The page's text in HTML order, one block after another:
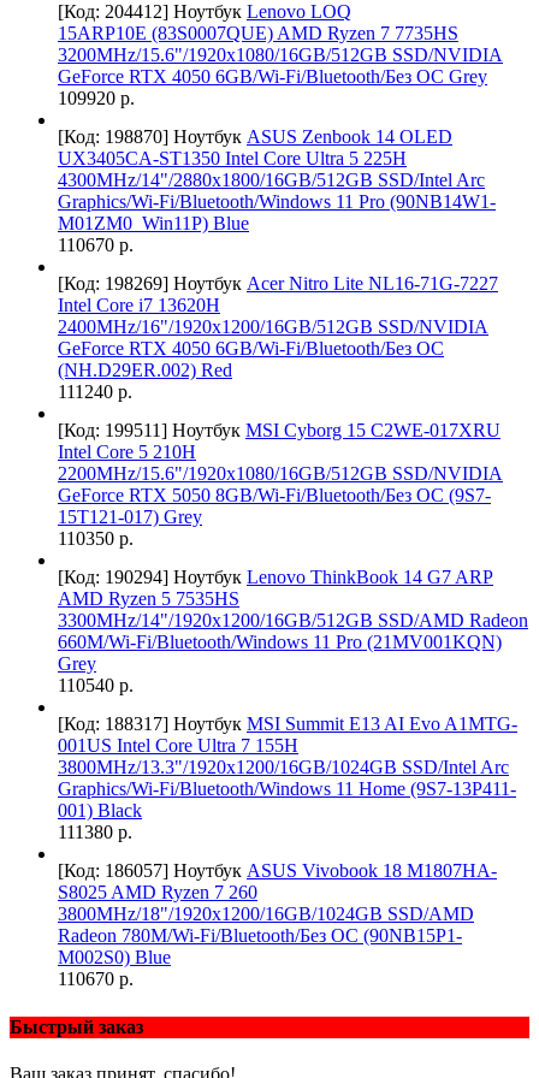
[Код: 204412] Ноутбук Lenovo LOQ
15ARP10E (83S0007QUE) AMD Ryzen 7 7735HS
3200MHz/15.6"/1920x1080/16GB/512GB SSD/NVIDIA
GeForce RTX 4050 6GB/Wi-Fi/Bluetooth/Без ОС Grey
109920 р.
[Код: 198870] Ноутбук ASUS Zenbook 14 OLED
UX3405CA-ST1350 Intel Core Ultra 5 225H
4300MHz/14"/2880x1800/16GB/512GB SSD/Intel Arc
Graphics/Wi-Fi/Bluetooth/Windows 11 Pro (90NB14W1-
M01ZM0_Win11P) Blue
110670 р.
[Код: 198269] Ноутбук Acer Nitro Lite NL16-71G-7227
Intel Core i7 13620H
2400MHz/16"/1920x1200/16GB/512GB SSD/NVIDIA
GeForce RTX 4050 6GB/Wi-Fi/Bluetooth/Без ОС
(NH.D29ER.002) Red
111240 р.
[Код: 199511] Ноутбук MSI Cyborg 15 C2WE-017XRU
Intel Core 5 210H
2200MHz/15.6"/1920x1080/16GB/512GB SSD/NVIDIA
GeForce RTX 5050 8GB/Wi-Fi/Bluetooth/Без ОС (9S7-
15T121-017) Grey
110350 р.
[Код: 190294] Ноутбук Lenovo ThinkBook 14 G7 ARP
AMD Ryzen 5 7535HS
3300MHz/14"/1920x1200/16GB/512GB SSD/AMD Radeon
660M/Wi-Fi/Bluetooth/Windows 11 Pro (21MV001KQN)
Grey
110540 р.
[Код: 188317] Ноутбук MSI Summit E13 AI Evo A1MTG-
001US Intel Core Ultra 7 155H
3800MHz/13.3"/1920x1200/16GB/1024GB SSD/Intel Arc
Graphics/Wi-Fi/Bluetooth/Windows 11 Home (9S7-13P411-
001) Black
111380 р.
[Код: 186057] Ноутбук ASUS Vivobook 18 M1807HA-
S8025 AMD Ryzen 7 260
3800MHz/18"/1920x1200/16GB/1024GB SSD/AMD
Radeon 780M/Wi-Fi/Bluetooth/Без ОС (90NB15P1-
M002S0) Blue
110670 р.
Быстрый заказ
Ваш заказ принят, спасибо!